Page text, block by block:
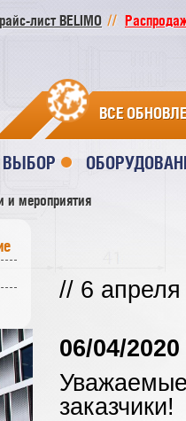
лист BELIMO
ВСЕ
ВЫБОР
и мероприятия
// 6
06/04/2020